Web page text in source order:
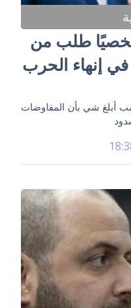
طلب من
إنهاء الحرب
أبلغ شي بأن المفاوضات